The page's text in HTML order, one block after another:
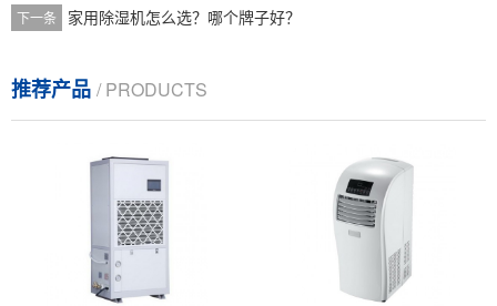
下一条 家用除湿机怎么选？哪个牌子好？
推荐产品 / PRODUCTS